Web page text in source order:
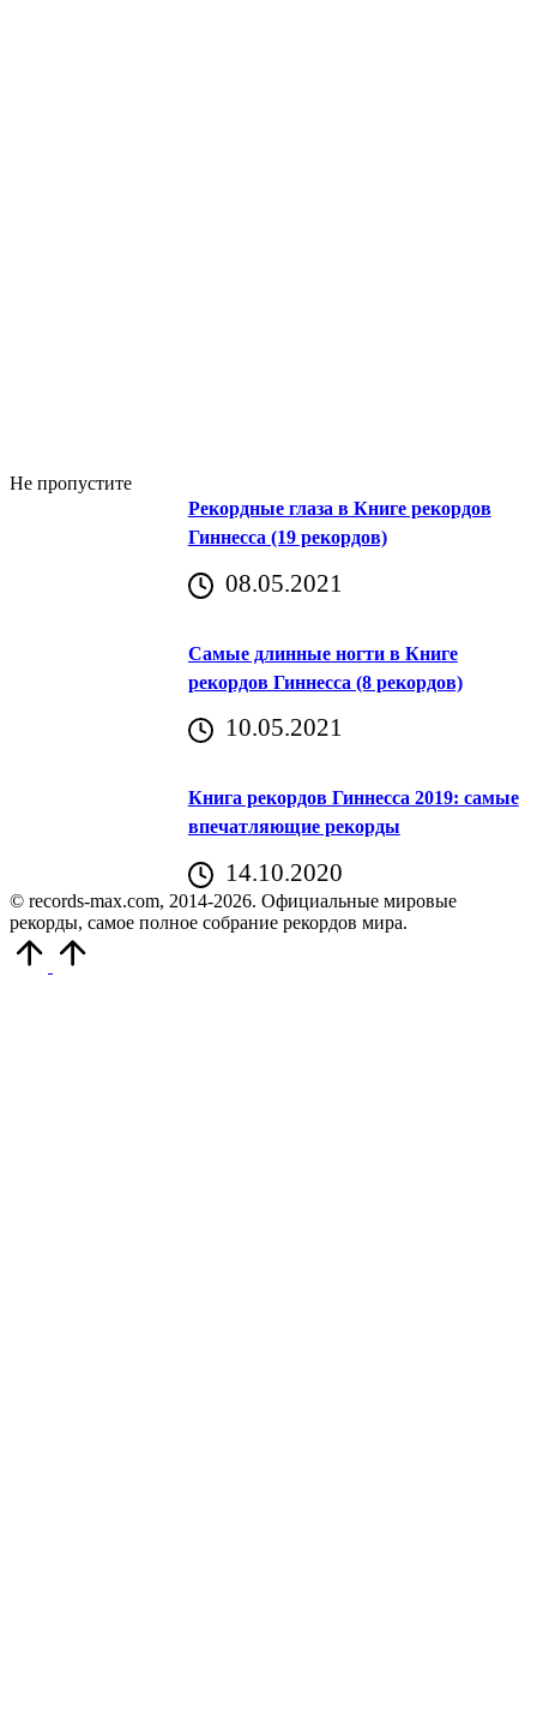
Не пропустите
Рекордные глаза в Книге рекордов
Гиннесса (19 рекордов)
08.05.2021
Самые длинные ногти в Книге
рекордов Гиннесса (8 рекордов)
10.05.2021
Книга рекордов Гиннесса 2019: самые
впечатляющие рекорды
14.10.2020
© records-max.com, 2014-2026. Официальные мировые
рекорды, самое полное собрание рекордов мира.